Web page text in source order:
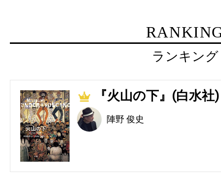
ランキング
1 『火山の下』(白水社)
陣野 俊史